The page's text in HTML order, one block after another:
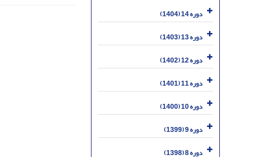
دوره 14 (1404)
دوره 13 (1403)
دوره 12 (1402)
دوره 11 (1401)
دوره 10 (1400)
دوره 9 (1399)
دوره 8 (1398)